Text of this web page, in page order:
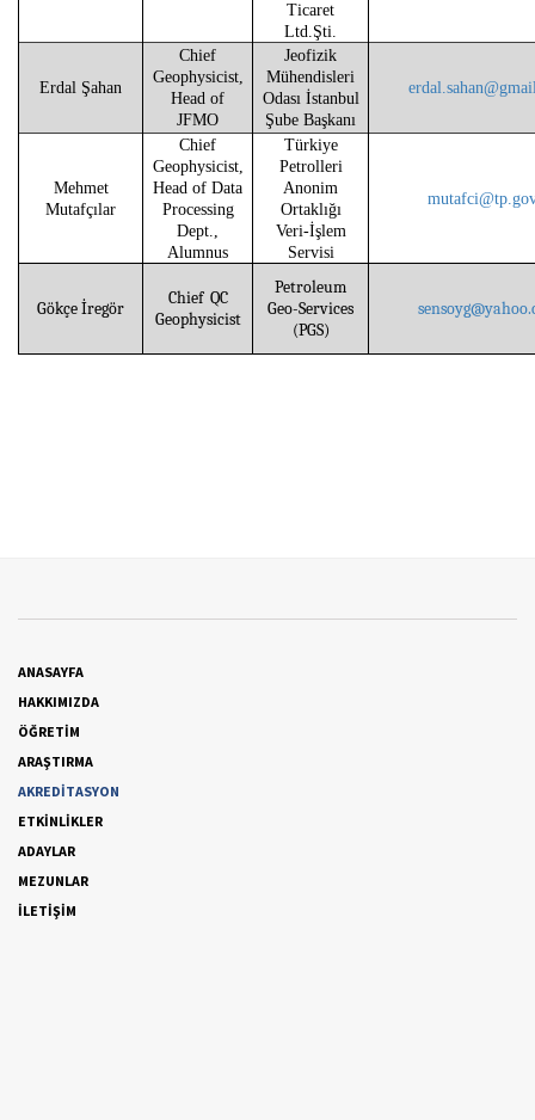
Ticaret
Ltd.Şti.
Erdal Şahan
Chief
Geophysicist,
Head of
JFMO
Jeofizik
Mühendisleri
Odası İstanbul
Şube Başkanı
Mehmet
Mutafçılar
Chief
Geophysicist,
Head of Data
Processing
Dept.,
Alumnus
Türkiye
Petrolleri
Anonim
Ortaklığı
Veri-İşlem
Servisi
Gökçe İregör
Chief QC
Geophysicist
Petroleum
Geo-Services
(PGS)
ANASAYFA
HAKKIMIZDA
ÖĞRETİM
ARAŞTIRMA
AKREDİTASYON
ETKİNLİKLER
ADAYLAR
MEZUNLAR
İLETİŞİM